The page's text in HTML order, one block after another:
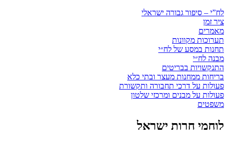
לח”י – סיפור גבורה ישראלי
ציר זמן
מאמרים
תערוכות מקוונות
תחנות במסע של לח״י
מבנה לח״י
התנקשויות בבריטים
בריחות ממחנות מעצר ובתי כלא
פעולות על דרכי תחבורה ותקשורת
פעולות על מבנים ומרכזי שלטון
משפטים
לוחמי חרות ישראל